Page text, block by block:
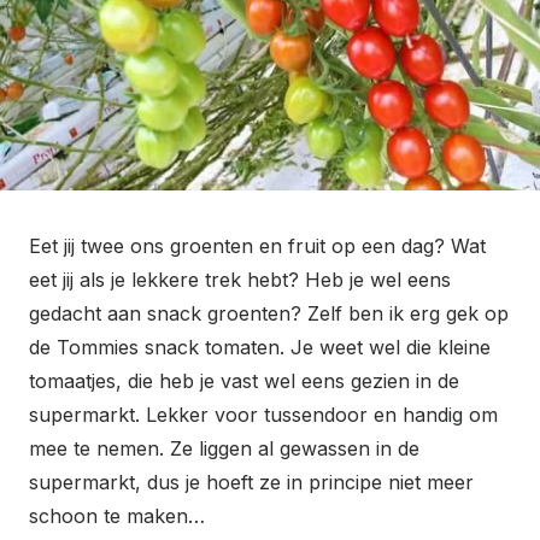
Eet jij twee ons groenten en fruit op een dag? Wat
eet jij als je lekkere trek hebt? Heb je wel eens
gedacht aan snack groenten? Zelf ben ik erg gek op
de Tommies snack tomaten. Je weet wel die kleine
tomaatjes, die heb je vast wel eens gezien in de
supermarkt. Lekker voor tussendoor en handig om
mee te nemen. Ze liggen al gewassen in de
supermarkt, dus je hoeft ze in principe niet meer
schoon te maken…